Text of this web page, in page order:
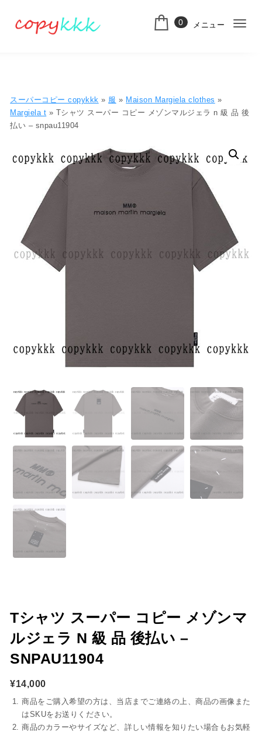
0 メニュー
ナ
シ
ン
スーパーコピー copykkk » 服 » Maison Margiela clothes »
Margiela t » Tシャツ スーパー コピー メゾンマルジェラ n 級 品 後
払い – snpau11904
Tシャツ スーパー コピー メゾンマ
ルジェラ N 級 品 後払い –
SNPAU11904
¥14,000
商品をご購入希望の方は、当店までご連絡の上、商品の画像また
はSKUをお送りください。
商品のカラーやサイズなど、詳しい情報を知りたい場合もお気軽